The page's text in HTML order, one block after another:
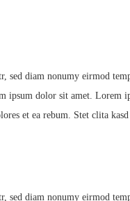
sed diam nonumy eirmod
ipsum dolor sit amet.
et ea rebum. Stet clita
sed diam nonumy eirmod